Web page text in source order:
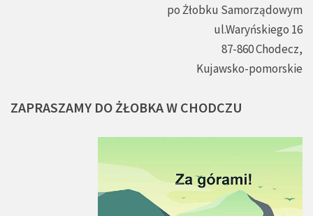
po Żłobku Samorządowym
ul.Waryńskiego 16
87-860 Chodecz,
Kujawsko-pomorskie
ZAPRASZAMY DO ŻŁOBKAW CHODCZU